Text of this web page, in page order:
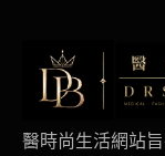
醫時尚生活網站